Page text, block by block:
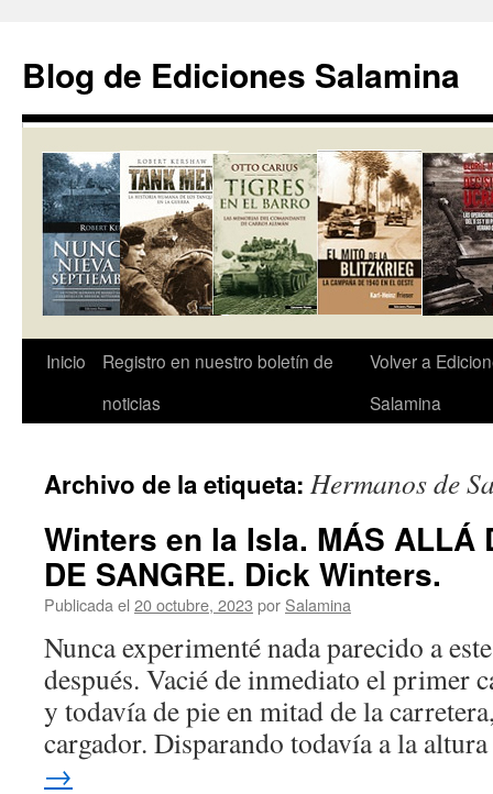
contenido
Blog de Ediciones Salamina
Inicio
Registro en nuestro boletín de
noticias
Volver a
Salamina
Archivo de la etiqueta: Hermanos de
Winters en la Isla. MÁS ALLÁ
DE SANGRE. Dick Winters.
Publicada el 20 octubre, 2023 por Salamina
Nunca experimenté nada parecido a
después. Vacié de inmediato el primer
y todavía de pie en mitad de la
cargador. Disparando todavía a la
→